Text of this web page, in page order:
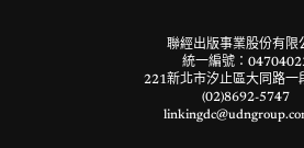
聯經出版事業股份有限
統一編號：
221新北市汐止區大同路一
(02)8692-5747